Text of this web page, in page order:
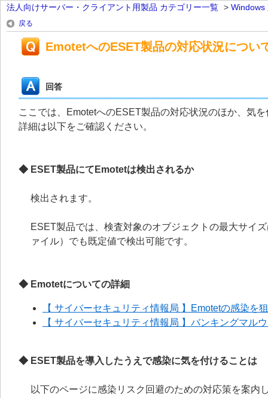
法人向けサーバー・クライアント用製品 カテゴリー一覧 > Windows
戻る
EmotetへのESET製品の対応状況につい
回答
ここでは、EmotetへのESET製品の対応状況のほか、気
詳細は以下をご確認ください。
◆ ESET製品にてEmotetは検出されるか
検出されます。
ESET製品では、検査対象のオブジェクトの最大サイ
ァイル）でも既定値で検出可能です。
◆ Emotetについての詳細
【 サイバーセキュリティ情報局 】Emotetの感染を
【 サイバーセキュリティ情報局 】バンキングマル
◆ ESET製品を導入したうえで感染に気を付けることは
以下のページに感染リスク回避のための対応策を案内